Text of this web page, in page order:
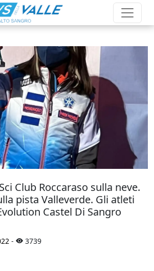
Club Roccaraso sulla neve.
pista Valleverde. Gli atleti
Castel Di Sangro
- 3739